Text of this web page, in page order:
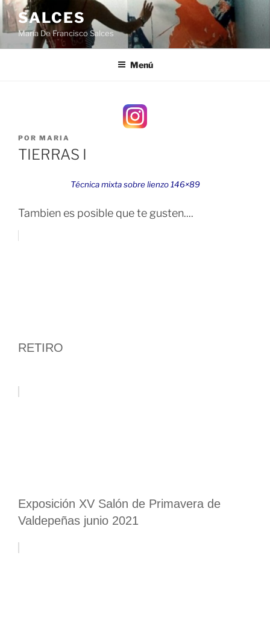
Saltar
contenido
SALCES
María De Francisco Salces
Menú
PUBLICADO
EL
POR MARIA
TIERRAS I
Técnica mixta sobre lienzo 146×89
Tambien es posible que te gusten....
RETIRO
Exposición XV Salón de Primavera de
Valdepeñas junio 2021